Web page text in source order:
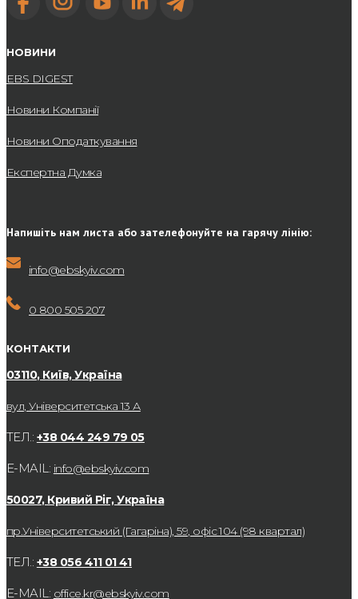
НОВИНИ
EBS DIGEST
Новини Компанії
Новини Оподаткування
Експертна Думка
Напишіть нам листа або зателефонуйте на гарячу лінію:
info@ebskyiv.com
0 800 505 207
КОНТАКТИ
03110, Київ, Україна
вул, Університетська 13 А
ТЕЛ.: +38 044 249 79 05
E-MAIL: info@ebskyiv.com
50027, Кривий Ріг, Україна
пр.Університетський (Гагаріна), 59, офіс 104 (98 квартал)
ТЕЛ.: +38 056 411 01 41
E-MAIL: office.kr@ebskyiv.com